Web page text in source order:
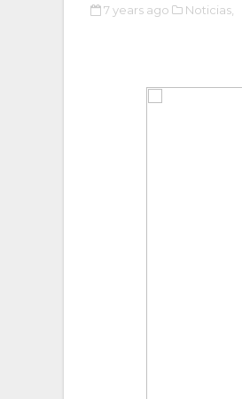
7 years ago Noticias,